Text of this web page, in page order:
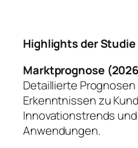
Highlights der Studie
Marktprognose
Detaillierte
Erkenntnissen zu
Innovationstrends
Anwendungen.